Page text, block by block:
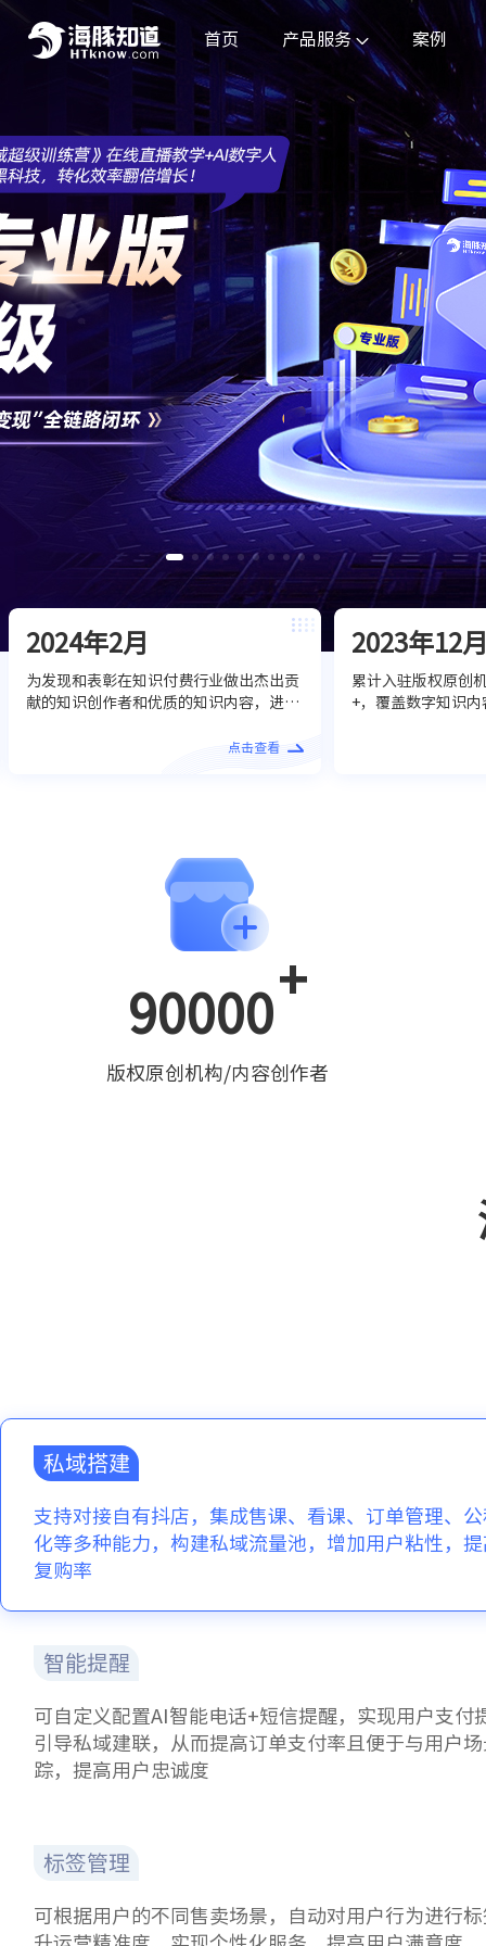
首页 产品服务 案例
2024年2月
为发现和表彰在知识付费行业做出杰出贡
献的知识创作者和优质的知识内容，进一
设。海豚知道成功评选并发布了2023年
点击查看
2023年12
累计入驻版权原创
+，覆盖数字知识
90000
+
版权原创机构/内容创作者
私域搭建
支持对接自有抖店，集成售课、看课、订单管理、
化等多种能力，构建私域流量池，增加用户粘性，
复购率
智能提醒
可自定义配置AI智能电话+短信提醒，实现用户支付
引导私域建联，从而提高订单支付率且便于与用户
踪，提高用户忠诚度
标签管理
可根据用户的不同售卖场景，自动对用户行为进行